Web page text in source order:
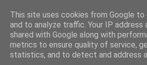
This site uses cookies from Google
and to analyze traffic. Your IP address
shared with Google along with
metrics to ensure quality of service,
statistics, and to detect and address